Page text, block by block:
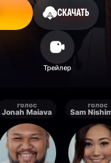
СКАЧАТЬ
голос
Jonah Maiava
голос
Sam